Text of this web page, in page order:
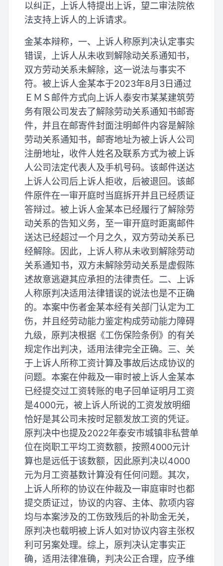
以纠正，上诉人特提出上诉，望二审法院依
法支持上诉人的上诉请求。
金某本辩称，一、上诉人称原判决认定事实
错误，上诉人从未收到解除动关系通知书，
双方劳动关系未解除，这一说法与事实不
符。被上诉人金某本于2023年8月3日通过
ＥＭＳ邮件方式向上诉人泰安市某某建筑劳
务有限公司发去了解除劳动关系通知书邮寄
件，并且在邮寄件封面注明邮件内容是解除
劳动关系通知书，邮寄地址为被上诉人公司
注册地址，收件人姓名及联系方式为被上诉
人公司法定代表人及手机号码。该邮件送达
上诉人公司后上诉人拒收，后被退回。该邮
件原件在一审开庭时当庭拆开并且已经质证
答辩过。被上诉人金某本已经履行了解除劳
动关系的告知义务，至一审开庭时距离邮件
送达已经超过一个月之久，双方劳动关系已
经解除。因此，上诉人称从未收到解除劳动
关系通知书，双方未解除劳动关系是虚假陈
述故意逃避其应承担的法律责任。二、上诉
人称原判决适用法律错误的说法也是不正确
的。本案中伤者金某本经有关部门认定为工
伤，并且经劳动能力鉴定构成劳动能力障碍
九级，原判决根据《工伤保险条例》的有关
规定作出判决，适用法律完全正确。三、关
于上诉人所称工资计算及事故后达成协议的
问题。本案在仲裁及一审时被上诉人金某本
已经提交过工资转账的电子回单证明月工资
是4000元，被上诉人所说的工资发放明细
恰好是其公司未按时足额发放工资的凭证。
原判决中也提及2022年泰安市城镇非私营单
位在岗职工平均工资数额，按照4000元计
算也是远低于该数额，因此原判决以4000
元为月工资基数计算没有任何问题。其次，
上诉人所称的协议在仲裁及一审庭审时也都
提交质证过，协议的内容、主体、款项内容
均与本案涉及的工伤致残后的补助金无关，
原判决也载明被上诉人如对协议内容主张权
利可另案处理。综上，原判决认定事实正
确，适用法律准确，判决公正合理，应予维